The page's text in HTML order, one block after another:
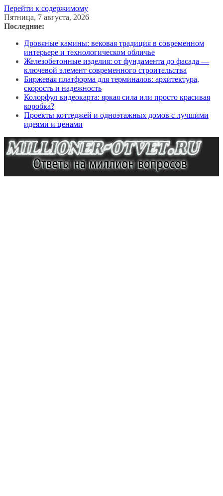
Перейти к содержимому
Пятница, 7 августа, 2026
Последние:
Дровяные камины: вековая традиция в современном
интерьере и технологическом обличье
Железобетонные изделия: от фундамента до фасада —
ключевой элемент современного строительства
Биржевая платформа для терминалов: архитектура,
скорость и надежность
Колорфул видеокарта: яркая сила или просто красивая
коробка?
Проекты коттеджей и одноэтажных домов с лучшими
идеями и ценами